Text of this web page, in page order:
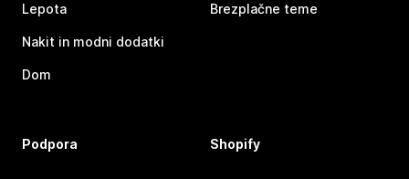
Lepota
Nakit in modni dodatki
Dom
Brezplačne teme
Podpora Shopify